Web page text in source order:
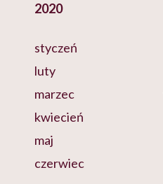
2020
styczeń
luty
marzec
kwiecień
maj
czerwiec